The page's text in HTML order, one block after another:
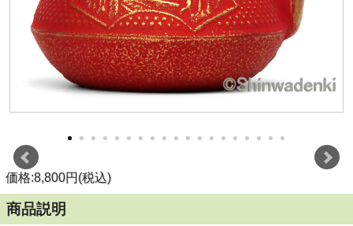
価格:8,800円(税込)
商品説明